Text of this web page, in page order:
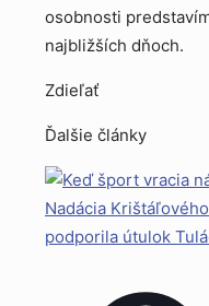
osobnosti
najbližších dňoch.
Zdieľať
Ďalšie články